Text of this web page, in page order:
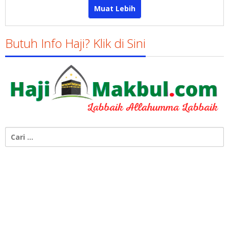
Muat Lebih
Butuh Info Haji? Klik di Sini
untuk: